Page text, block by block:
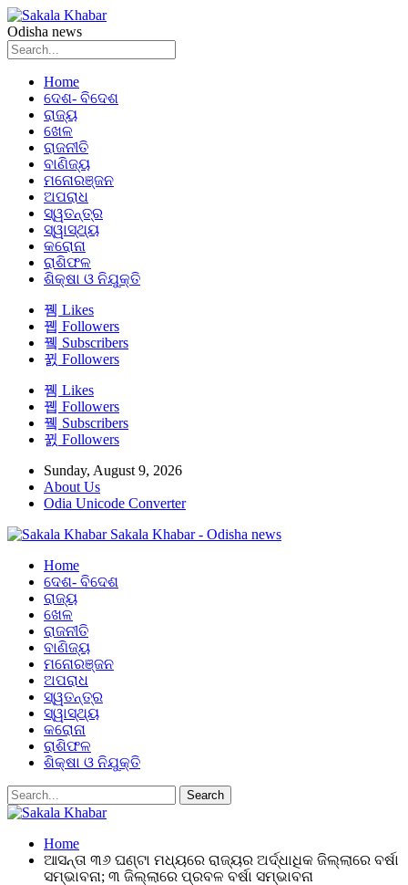
Odisha news
Home
ଦେଶ- ବିଦେଶ
ରାଜ୍ୟ
ଖେଳ
ରାଜନୀତି
ବାଣିଜ୍ୟ
ମନୋରଞ୍ଜନ
ଅପରାଧ
ସ୍ୱତନ୍ତ୍ର
ସ୍ୱାସ୍ଥ୍ୟ
କରୋନା
ରାଶିଫଳ
ଶିକ୍ଷା ଓ ନିଯୁକ୍ତି
Likes
Followers
Subscribers
Followers
Likes
Followers
Subscribers
Followers
Sunday, August 9, 2026
About Us
Odia Unicode Converter
Sakala Khabar - Odisha news
Home
ଦେଶ- ବିଦେଶ
ରାଜ୍ୟ
ଖେଳ
ରାଜନୀତି
ବାଣିଜ୍ୟ
ମନୋରଞ୍ଜନ
ଅପରାଧ
ସ୍ୱତନ୍ତ୍ର
ସ୍ୱାସ୍ଥ୍ୟ
କରୋନା
ରାଶିଫଳ
ଶିକ୍ଷା ଓ ନିଯୁକ୍ତି
Home
ଆସନ୍ତା ୩୬ ଘଣ୍ଟା ମଧ୍ୟରେ ରାଜ୍ୟର ଅର୍ଦ୍ଧାଧିକ ଜିଲ୍ଲାରେ ବର୍ଷା
ସମ୍ଭାବନା; ୩ ଜିଲ୍ଲାରେ ପ୍ରବଳ ବର୍ଷା ସମ୍ଭାବନା